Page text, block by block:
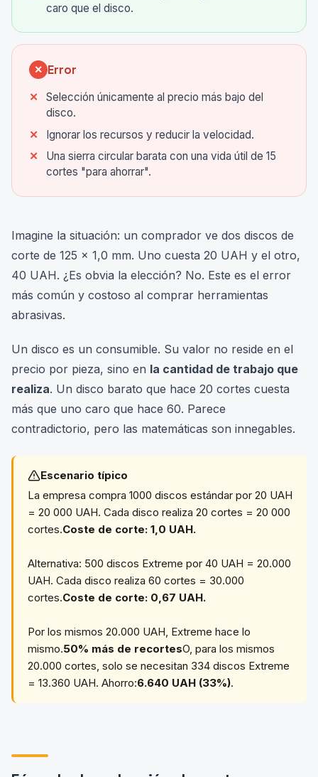
caro que el disco.
✕ Error
Selección únicamente al precio más bajo del
disco.
Ignorar los recursos y reducir la velocidad.
Una sierra circular barata con una vida útil de 15
cortes "para ahorrar".
Imagine la situación: un comprador ve dos discos de
corte de 125 x 1,0 mm. Uno cuesta 20 UAH y el otro,
40 UAH. ¿Es obvia la elección? No. Este es el error
más común y costoso al comprar herramientas
abrasivas.
Un disco es un consumible. Su valor no reside en el
precio por pieza, sino en la cantidad de trabajo que
realiza. Un disco barato que hace 20 cortes cuesta
más que uno caro que hace 60. Parece
contradictorio, pero las matemáticas son innegables.
Escenario típico
La empresa compra 1000 discos estándar por 20 UAH
= 20 000 UAH. Cada disco realiza 20 cortes = 20 000
cortes.Coste de corte: 1,0 UAH.
Alternativa: 500 discos Extreme por 40 UAH = 20.000
UAH. Cada disco realiza 60 cortes = 30.000
cortes.Coste de corte: 0,67 UAH.
Por los mismos 20.000 UAH, Extreme hace lo
mismo.50% más de recortesO, para los mismos
20.000 cortes, solo se necesitan 334 discos Extreme
= 13.360 UAH. Ahorro:6.640 UAH (33%).